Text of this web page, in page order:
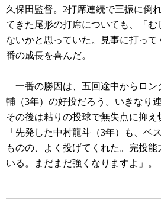
久保田監督。2打席連続で三振に倒
てきた尾形の打席についても、「
ないかと思っていた。見事に打って
番の成長を喜んだ。
一番の勝因は、五回途中からロン
輔（3年）の好投だろう。いきなり
その後は粘りの投球で無失点に抑
「先発した中村龍斗（3年）も、ベ
ものの、よく投げてくれた。完投
いる。まだまだ強くなりますよ」。